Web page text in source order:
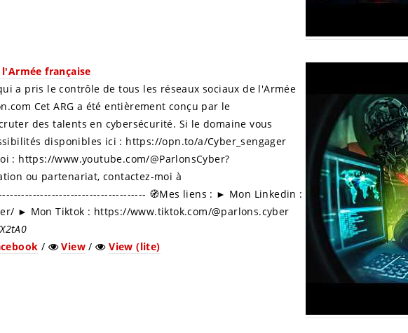
française
a pris le contrôle de tous les réseaux sociaux de l'Armée
Cet ARG a été entièrement conçu par le
des talents en cybersécurité. Si le domaine vous
disponibles ici : https://opn.to/a/Cyber_sengager
: https://www.youtube.com/@ParlonsCyber?
ou partenariat, contactez-moi à
🧭Mes liens : ► Mon Linkedin :
► Mon Tiktok : https://www.tiktok.com/@parlons.cyber
/ View / View (lite)